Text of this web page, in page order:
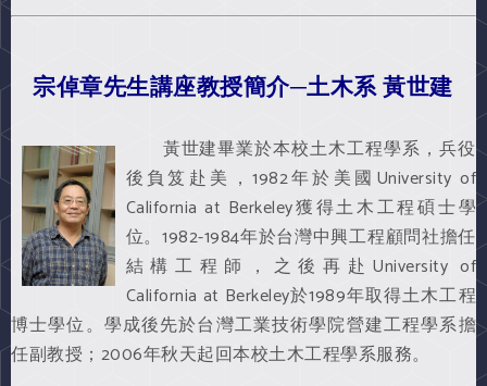
宗倬章先生講座教授簡介─土木系 黃世建
黃世建畢業於本校土木工程學系，兵役
後負笈赴美，1982年於美國University of
California at Berkeley獲得土木工程碩士學
位。1982-1984年於台灣中興工程顧問社擔任
結構工程師，之後再赴University of
California at Berkeley於1989年取得土木工程
博士學位。學成後先於台灣工業技術學院營建工程學系擔
任副教授；2006年秋天起回本校土木工程學系服務。